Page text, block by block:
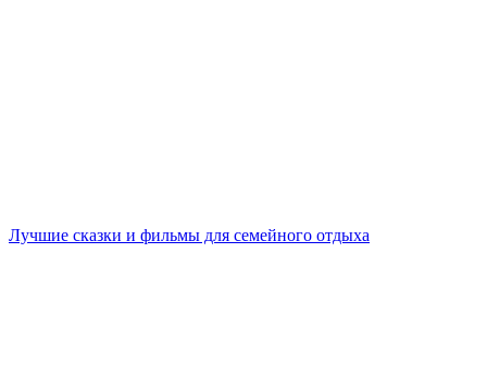
Лучшие сказки и фильмы для семейного отдыха